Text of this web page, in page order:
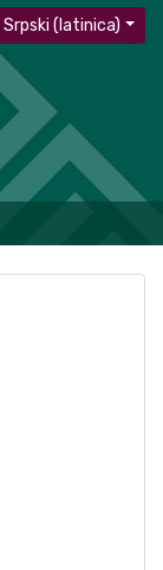
Srpski (latinica)